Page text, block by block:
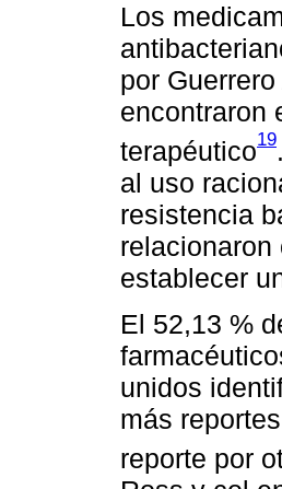
Los
por
encontraron
terapéutico19
al uso
resistencia
establecer
El 52,13 %
unidos
más
reporte por